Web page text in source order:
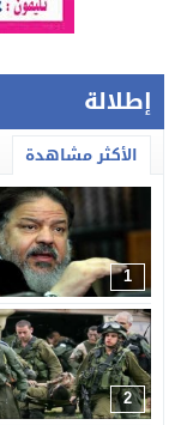
إطلالة
الأكثر مشاهدة
1
2